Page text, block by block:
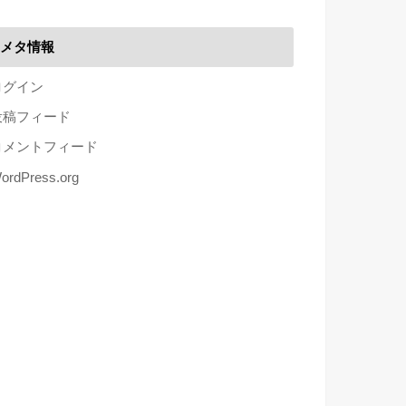
メタ情報
グイン
稿フィード
メントフィード